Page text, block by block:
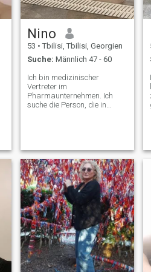
Nino
53 • Tbilisi, Tbilisi, Georgien
Suche: Männlich 47 - 60
Ich bin medizinischer
Vertreter im
Pharmaunternehmen. Ich
suche die Person, die in